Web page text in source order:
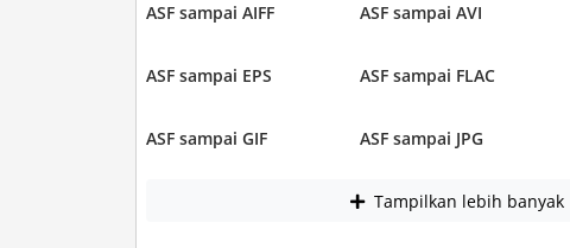
ASF sampai AIFF ASF sampai AVI
ASF sampai EPS ASF sampai FLAC
ASF sampai GIF ASF sampai JPG
Tampilkan lebih banyak